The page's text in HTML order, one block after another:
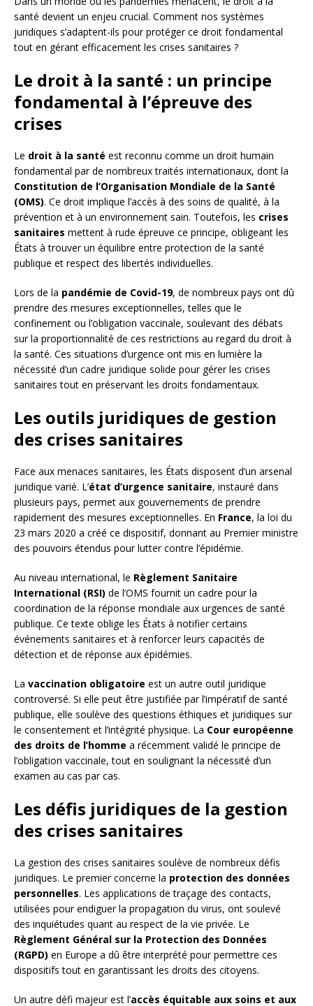
santé devient un enjeu crucial. Comment nos systèmes
juridiques s’adaptent-ils pour protéger ce droit fondamental
tout en gérant efficacement les crises sanitaires ?
Le droit à la santé : un principe
fondamental à l’épreuve des
crises
Le droit à la santé est reconnu comme un droit humain
fondamental par de nombreux traités internationaux, dont la
Constitution de l’Organisation Mondiale de la Santé
(OMS). Ce droit implique l’accès à des soins de qualité, à la
prévention et à un environnement sain. Toutefois, les crises
sanitaires mettent à rude épreuve ce principe, obligeant les
États à trouver un équilibre entre protection de la santé
publique et respect des libertés individuelles.
Lors de la pandémie de Covid-19, de nombreux pays ont dû
prendre des mesures exceptionnelles, telles que le
confinement ou l’obligation vaccinale, soulevant des débats
sur la proportionnalité de ces restrictions au regard du droit à
la santé. Ces situations d’urgence ont mis en lumière la
nécessité d’un cadre juridique solide pour gérer les crises
sanitaires tout en préservant les droits fondamentaux.
Les outils juridiques de gestion
des crises sanitaires
Face aux menaces sanitaires, les États disposent d’un arsenal
juridique varié. L’état d’urgence sanitaire, instauré dans
plusieurs pays, permet aux gouvernements de prendre
rapidement des mesures exceptionnelles. En France, la loi du
23 mars 2020 a créé ce dispositif, donnant au Premier ministre
des pouvoirs étendus pour lutter contre l’épidémie.
Au niveau international, le Règlement Sanitaire
International (RSI) de l’OMS fournit un cadre pour la
coordination de la réponse mondiale aux urgences de santé
publique. Ce texte oblige les États à notifier certains
événements sanitaires et à renforcer leurs capacités de
détection et de réponse aux épidémies.
La vaccination obligatoire est un autre outil juridique
controversé. Si elle peut être justifiée par l’impératif de santé
publique, elle soulève des questions éthiques et juridiques sur
le consentement et l’intégrité physique. La Cour européenne
des droits de l’homme a récemment validé le principe de
l’obligation vaccinale, tout en soulignant la nécessité d’un
examen au cas par cas.
Les défis juridiques de la gestion
des crises sanitaires
La gestion des crises sanitaires soulève de nombreux défis
juridiques. Le premier concerne la protection des données
personnelles. Les applications de traçage des contacts,
utilisées pour endiguer la propagation du virus, ont soulevé
des inquiétudes quant au respect de la vie privée. Le
Règlement Général sur la Protection des Données
(RGPD) en Europe a dû être interprété pour permettre ces
dispositifs tout en garantissant les droits des citoyens.
Un autre défi majeur est l’accès équitable aux soins et aux